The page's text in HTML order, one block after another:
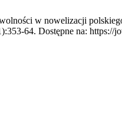
w nowelizacji
64. Dostępne na: https://